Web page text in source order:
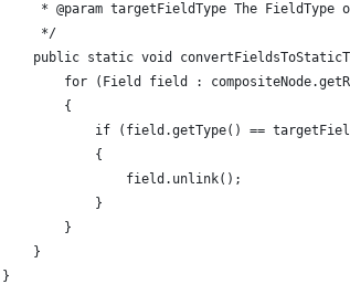
* @param targetFieldType The FieldType
     */
public static void
for (Field field :
        {
if (field.getType() ==
            {
                field.unlink();
            }
        }
    }
}